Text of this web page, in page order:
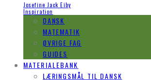
Josefine Jack Eiby
Inspiration
DANSK
MATEMATIK
ØVRIGE FAG
GUIDES
MATERIALEBANK
LÆRINGSMÅL TIL DANSK